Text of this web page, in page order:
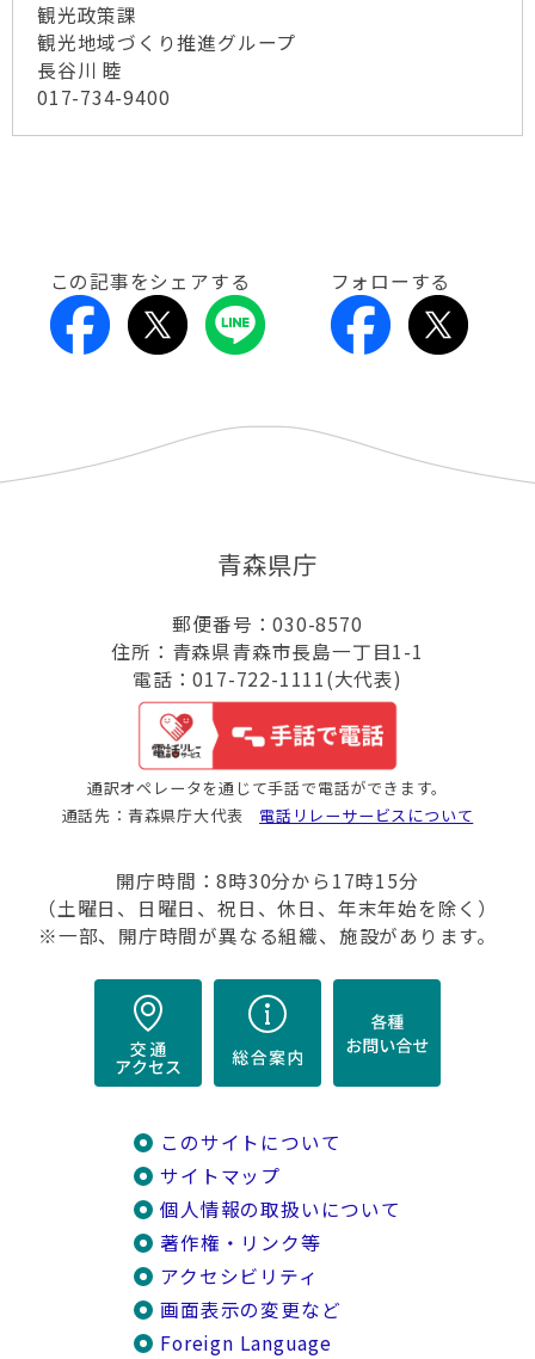
観光政策課
観光地域づくり推進グループ
長谷川 睦
017-734-9400
この記事をシェアする フォローする
青森県庁
郵便番号：030-8570
住所：青森県青森市長島一丁目1-1
電話：017-722-1111(大代表)
通訳オペレータを通じて手話で電話ができます。
通話先：青森県庁大代表 電話リレーサービスについて
開庁時間：8時30分から17時15分
（土曜日、日曜日、祝日、休日、年末年始を除く）
※一部、開庁時間が異なる組織、施設があります。
このサイトについて
サイトマップ
個人情報の取扱いについて
著作権・リンク等
アクセシビリティ
画面表示の変更など
Foreign Language